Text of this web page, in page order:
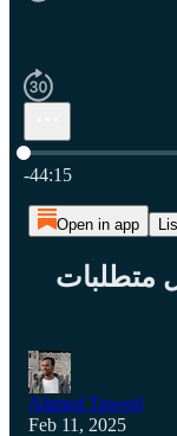
Current time: 0:00 /
-44:15
Open in app
متطلبات
Ahmed Taweel
Feb 11, 2025